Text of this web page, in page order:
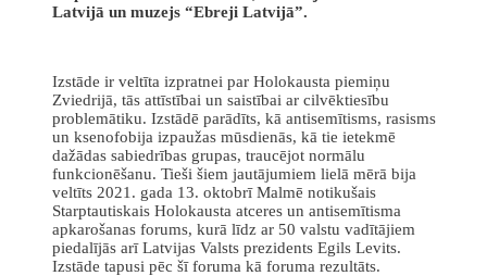
Latvijā un muzejs “Ebreji Latvijā”.
Izstāde ir veltīta izpratnei par Holokausta piemiņu
Zviedrijā, tās attīstībai un saistībai ar cilvēktiesību
problemātiku. Izstādē parādīts, kā antisemītisms, rasisms
un ksenofobija izpaužas mūsdienās, kā tie ietekmē
dažādas sabiedrības grupas, traucējot normālu
funkcionēšanu. Tieši šiem jautājumiem lielā mērā bija
veltīts 2021. gada 13. oktobrī Malmē notikušais
Starptautiskais Holokausta atceres un antisemītisma
apkarošanas forums, kurā līdz ar 50 valstu vadītājiem
piedalījās arī Latvijas Valsts prezidents Egils Levits.
Izstāde tapusi pēc šī foruma kā foruma rezultāts.